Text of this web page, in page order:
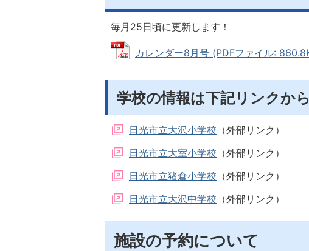
毎月25日頃に更新します！
カレンダー8月号 (PDFファイル:
学校の情報は下記リンクか
日光市立大沢小学校 （外部リンク）
日光市立大室小学校 （外部リンク）
日光市立猪倉小学校 （外部リンク）
日光市立大沢中学校 （外部リンク）
施設の予約について